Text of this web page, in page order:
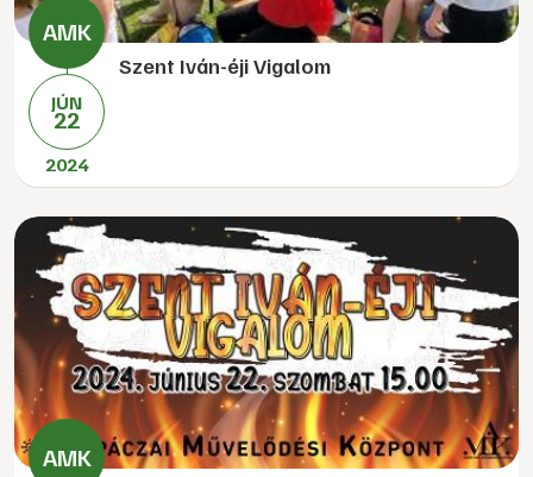
JÚN
22
2024
Szent Iván-éji Vigalom